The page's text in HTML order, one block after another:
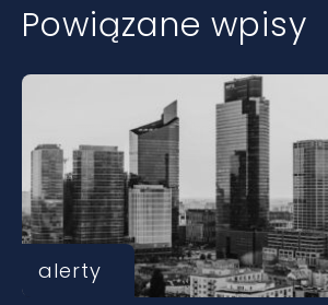
Powiązane wpisy
alerty